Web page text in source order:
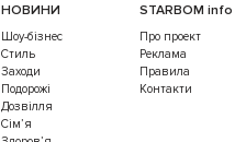
НОВИНИ
Шоу-бізнес
Стиль
Заходи
Подорожі
Дозвілля
Cім’я
STARBOM info
Про проект
Реклама
Правила
Контакти